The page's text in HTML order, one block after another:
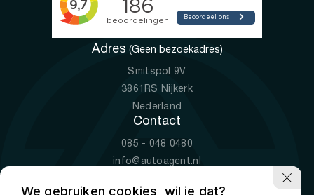
Adres (Geen bezoekadres)
Smitspol 9V
3861RS Nijkerk
Nederland
Contact
085 - 048 0480
info@autoagent.nl
We gebruiken cookies, wil je dat?